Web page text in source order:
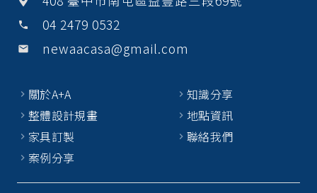
phone 04 2479 0532
email newaacasa@gmail.com
關於A+A
整體設計規畫
家具訂製
案例分享
知識分享
地點資訊
聯絡我們